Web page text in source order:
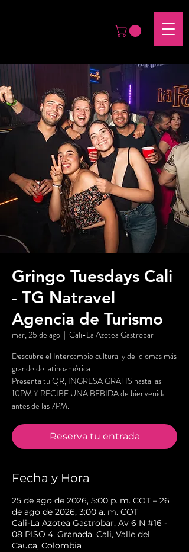
Gringo Tuesdays Cali
- TG Natravel
Agencia de Turismo
mar, 25 de ago
  |
Cali-La Azotea Gastrobar
Descubre el Intercambio cultural y de idiomas más
grande de latinoamérica.
Presenta tu QR, INGRESA GRATIS hasta las
10PM Y RECIBE UNA BEBIDA de bienvenida
antes de las 7PM.
Reserva tu entrada
Fecha y Hora
25 de ago de 2026, 5:00 p. m. COT – 26
de ago de 2026, 3:00 a. m. COT
Cali-La Azotea Gastrobar, Av 6 N #16 -
08 PISO 4, Granada, Cali, Valle del
Cauca, Colombia